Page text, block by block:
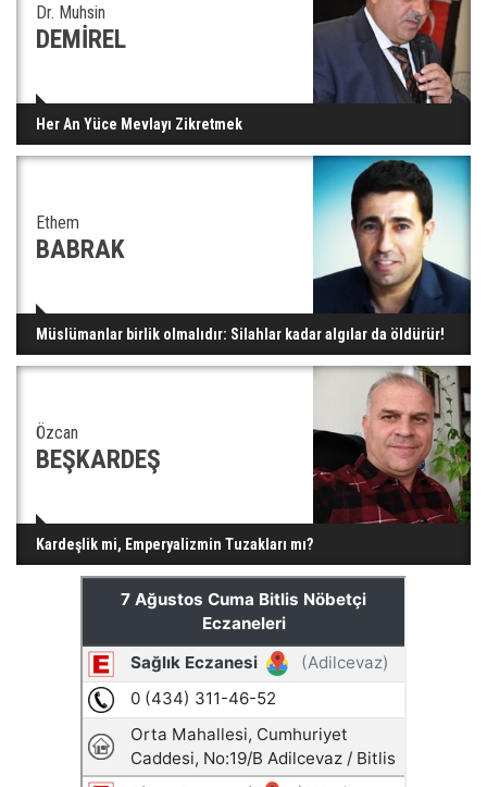
Dr. Muhsin
DEMİREL
Her An Yüce Mevlayı Zikretmek
Ethem
BABRAK
Müslümanlar birlik olmalıdır: Silahlar kadar algılar da öldürür!
Özcan
BEŞKARDEŞ
Kardeşlik mi, Emperyalizmin Tuzakları mı?